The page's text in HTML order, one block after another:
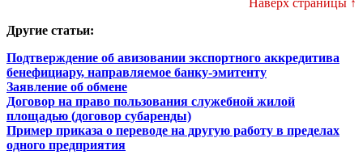
Другие статьи:
Подтверждение об авизовании экспортного аккредитива
бенефициару, направляемое банку-эмитенту
Заявление об обмене
Договор на право пользования служебной жилой
площадью (договор субаренды)
Пример приказа о переводе на другую работу в пределах
одного предприятия